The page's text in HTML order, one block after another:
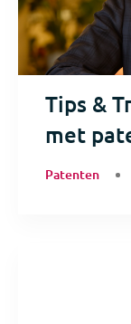
Tips &
met
Patenten